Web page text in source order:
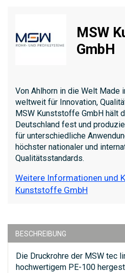
MSW
GmbH
Von Ahlhorn in die Welt Made
weltweit für Innovation,
MSW Kunststoffe GmbH hält
Deutschland fest und
für unterschiedliche
höchster nationaler und
Qualitätsstandards.
Weitere Informationen und
Kunststoffe GmbH
BESCHREIBUNG
Die Druckrohre der MSW tec
hochwertigem PE-100